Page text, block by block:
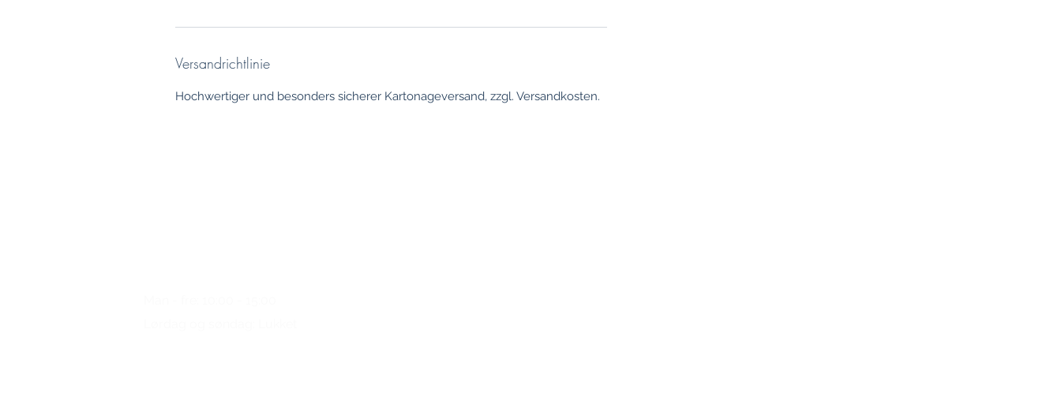
Versandrichtlinie
Hochwertiger und besonders sicherer Kartonageversand, zzgl. Versandkosten.